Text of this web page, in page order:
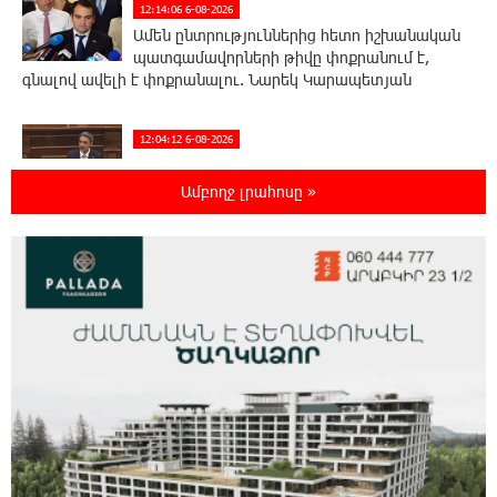
12:14:06 6-08-2026
Ամեն ընտրություններից հետո իշխանական
պատգամավորների թիվը փոքրանում է,
գնալով ավելի է փոքրանալու. Նարեկ Կարապետյան
12:04:12 6-08-2026
համոզեց ինձ վերադառնալ
Մի´ հանձնվիր թուրքական
ողորմածությանը, պայքարիր մինչև վերջ.
Ավետիք Չալաբյանի ուղերձը կալանավայրից
Ամբողջ լրահոսը »